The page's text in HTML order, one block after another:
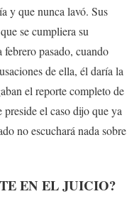
y que nunca lavó. Sus
se cumpliera su
pasado, cuando
de ella, él daría la
el reporte completo de
el caso dijo que ya
no escuchará nada sobre
EN EL JUICIO?